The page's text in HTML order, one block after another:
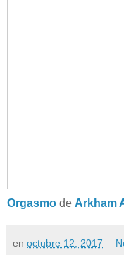
Orgasmo de Arkham
en octubre 12, 2017